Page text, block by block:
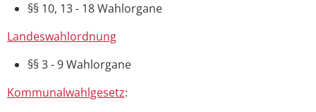
§§ 10, 13 - 18 Wahlorgane
Landeswahlordnung
§§ 3 - 9 Wahlorgane
Kommunalwahlgesetz: